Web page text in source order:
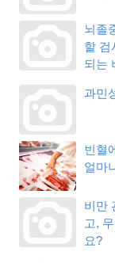
뇌졸
할 검
되는
과민
빈혈
얼마
비만
고,
요?